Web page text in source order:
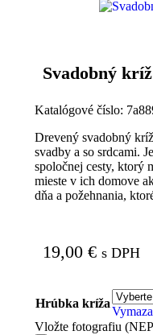
Svadobný
Katalógové číslo:
Drevený svadobný
svadby a so srdcami.
spoločnej cesty, ktorý
mieste v ich domove
dňa a požehnania,
19,00 € s DPH
Hrúbka kríža
Vložte fotografiu